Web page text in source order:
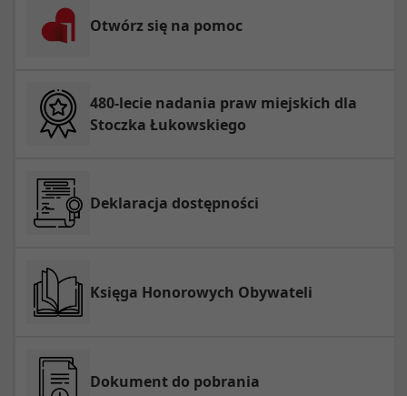
Otwórz się na pomoc
480-lecie nadania praw miejskich dla
Stoczka Łukowskiego
Deklaracja dostępności
Księga Honorowych Obywateli
Dokument do pobrania